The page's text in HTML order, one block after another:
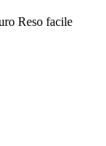
Reso facile